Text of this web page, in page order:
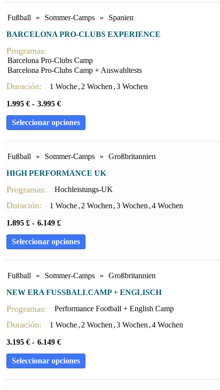
Fußball » Sommer-Camps »
Spanien
BARCELONA PRO-CLUBS EXPERIENCE
Programas:
Barcelona Pro-Clubs Camp
Barcelona Pro-Clubs Camp + Auswahltests
Duración: 1 Woche , 2 Wochen ,3 Wochen
1.995 € - 3.995 €
Seleccionar opciones
Fußball » Sommer-Camps »
Großbritannien
HIGH PERFORMANCE UK
Programas: Hochleistungs-UK
Duración: 1 Woche , 2 Wochen ,3 Wochen ,4 Wochen
1.895 £ - 6.149 £
Seleccionar opciones
Fußball » Sommer-Camps »
Großbritannien
NEW ERA FUSSBALLCAMP + ENGLISCH
Programas: Performance Football + English Camp
Duración: 1 Woche , 2 Wochen ,3 Wochen ,4 Wochen
3.195 € - 6.149 €
Seleccionar opciones